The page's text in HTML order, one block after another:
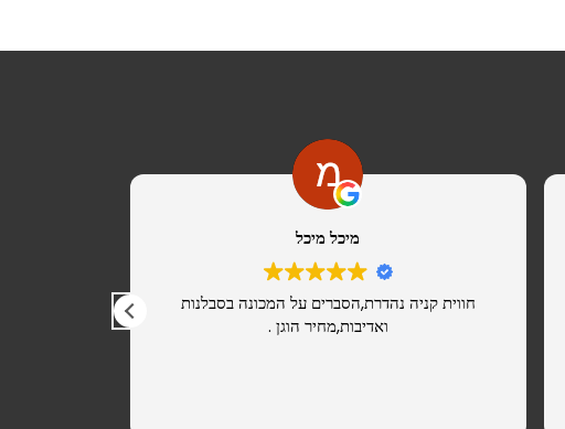
מיכל מיכל
חווית קניה נהדרת,הסברים על המכונה בסבלנות
ואדיבות,מחיר הוגן .